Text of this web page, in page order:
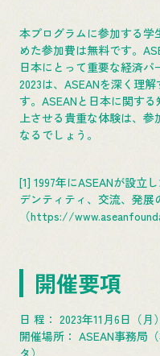
本プログラムに参加する
めた参加費は無料です。
日本にとって重要な経済
2023は、ASEANを深く理
す。ASEANと日本に関す
上させる貴重な体験は、参
なるでしょう。
[1] 1997年にASEANが設立
デンティティ、交流、発展
（https://
開催要項
日 程： 2023年11月6日（月
開催場所： ASEAN事務局